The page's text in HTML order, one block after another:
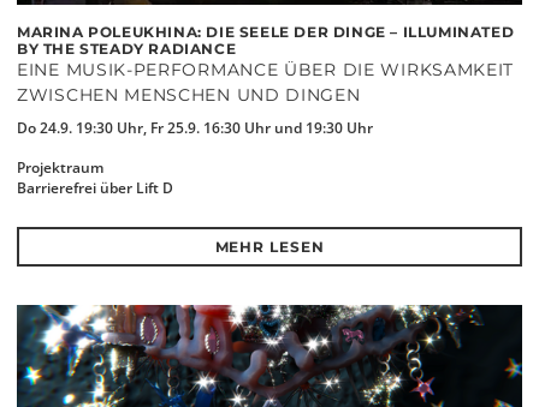
MARINA POLEUKHINA: DIE SEELE DER DINGE – ILLUMINATED
BY THE STEADY RADIANCE
EINE MUSIK-PERFORMANCE ÜBER DIE WIRKSAMKEIT
ZWISCHEN MENSCHEN UND DINGEN
Do 24.9. 19:30 Uhr, Fr 25.9. 16:30 Uhr und 19:30 Uhr
Projektraum
Barrierefrei über Lift D
MEHR LESEN